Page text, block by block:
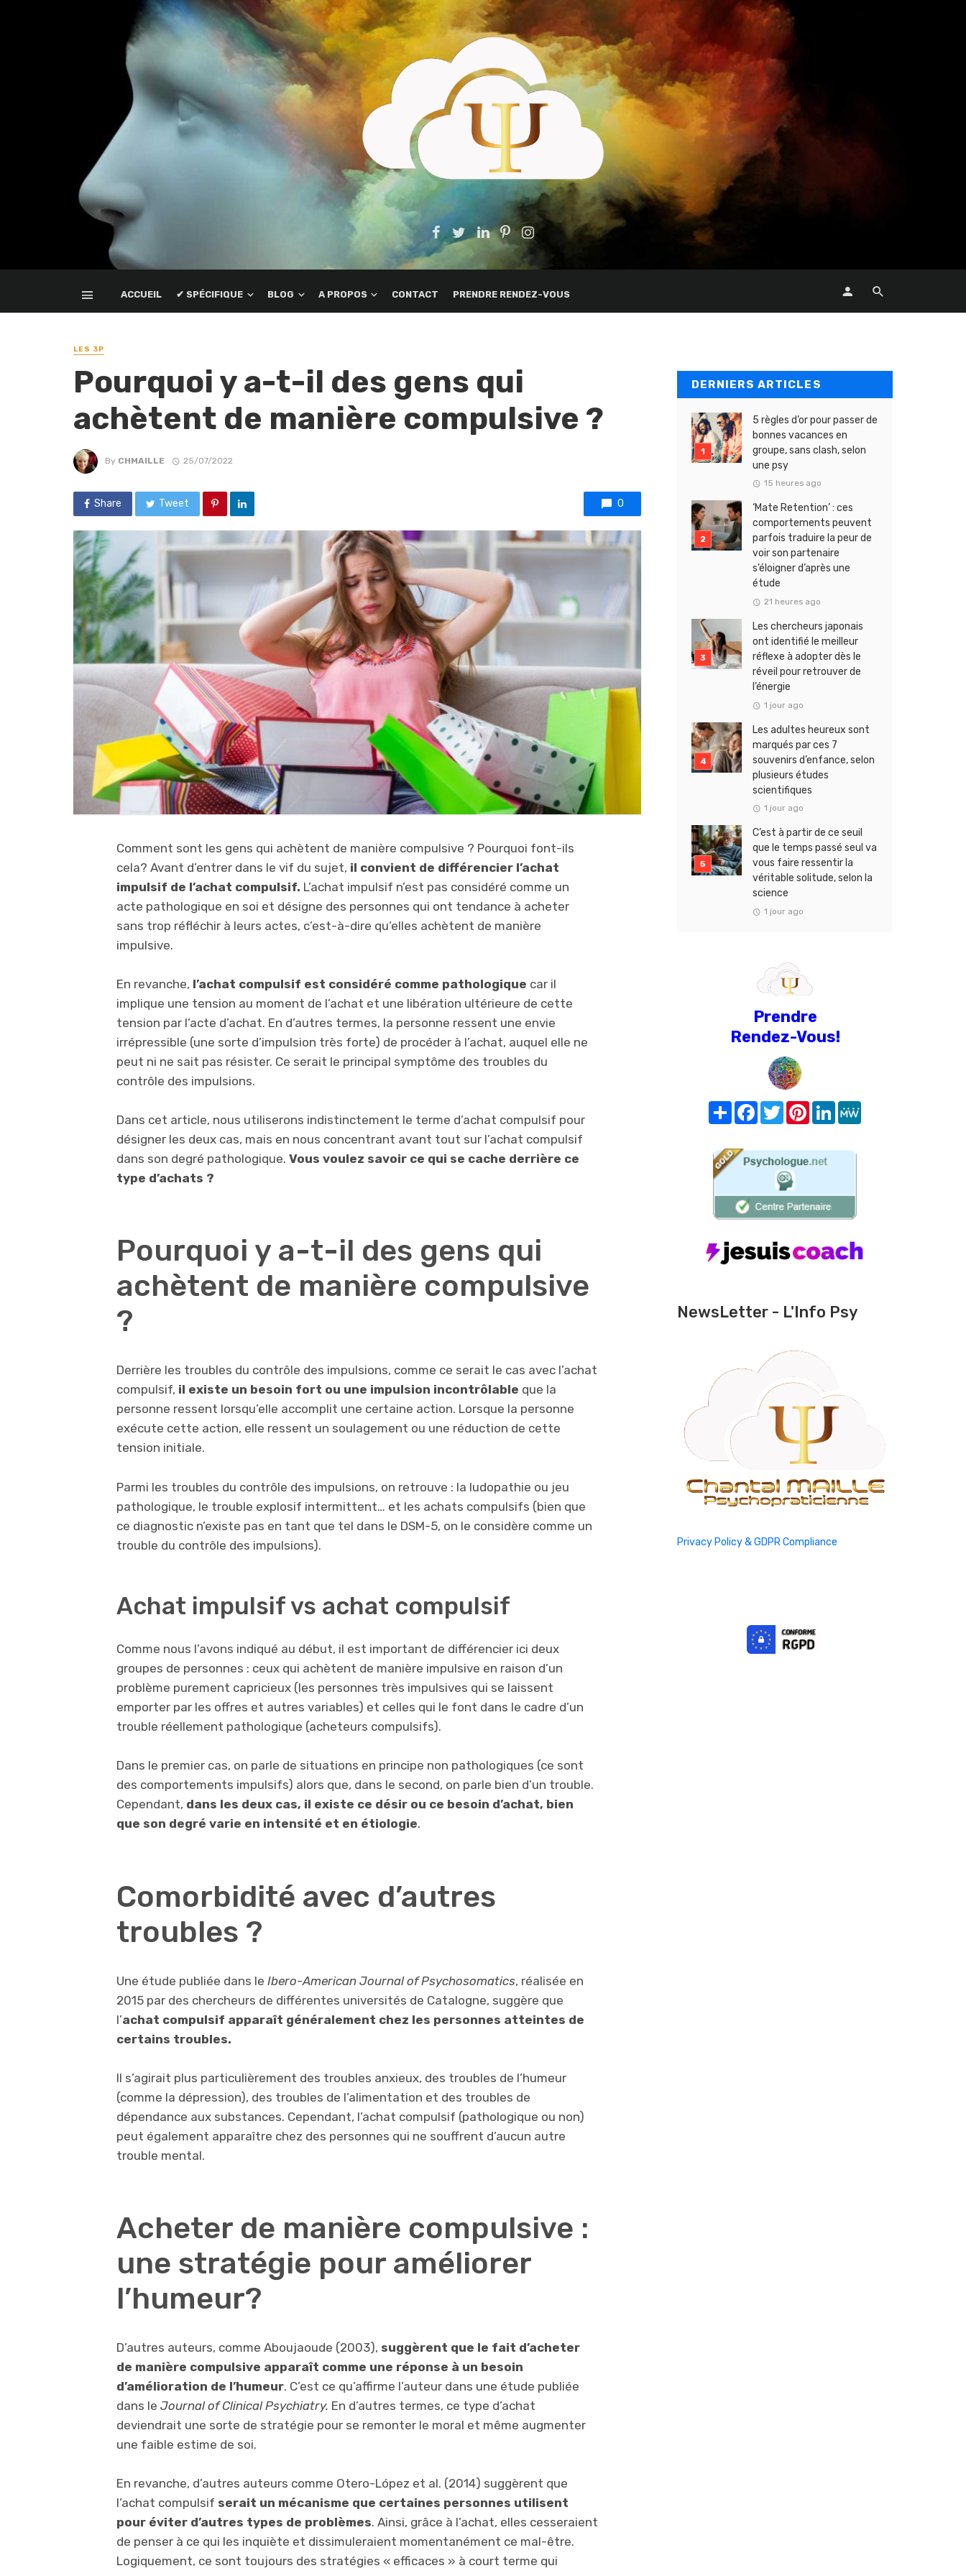
ACCUEIL ✔ SPÉCIFIQUE BLOG A PROPOS CONTACT PRENDRE RENDEZ-VOUS
LES 3P
Pourquoi y a-t-il des gens qui
achètent de manière compulsive ?
By CHMAILLE 25/07/2022
Share Tweet 0
Comment sont les gens qui achètent de manière compulsive ? Pourquoi font-ils
cela? Avant d’entrer dans le vif du sujet, il convient de différencier l’achat
impulsif de l’achat compulsif. L’achat impulsif n’est pas considéré comme un
acte pathologique en soi et désigne des personnes qui ont tendance à acheter
sans trop réfléchir à leurs actes, c’est-à-dire qu’elles achètent de manière
impulsive.
En revanche, l’achat compulsif est considéré comme pathologique car il
implique une tension au moment de l’achat et une libération ultérieure de cette
tension par l’acte d’achat. En d’autres termes, la personne ressent une envie
irrépressible (une sorte d’impulsion très forte) de procéder à l’achat, auquel elle ne
peut ni ne sait pas résister. Ce serait le principal symptôme des troubles du
contrôle des impulsions.
Dans cet article, nous utiliserons indistinctement le terme d’achat compulsif pour
désigner les deux cas, mais en nous concentrant avant tout sur l’achat compulsif
dans son degré pathologique. Vous voulez savoir ce qui se cache derrière ce
type d’achats ?
Pourquoi y a-t-il des gens qui
achètent de manière compulsive
?
Derrière les troubles du contrôle des impulsions, comme ce serait le cas avec l’achat
compulsif, il existe un besoin fort ou une impulsion incontrôlable que la
personne ressent lorsqu’elle accomplit une certaine action. Lorsque la personne
exécute cette action, elle ressent un soulagement ou une réduction de cette
tension initiale.
Parmi les troubles du contrôle des impulsions, on retrouve : la ludopathie ou jeu
pathologique, le trouble explosif intermittent… et les achats compulsifs (bien que
ce diagnostic n’existe pas en tant que tel dans le DSM-5, on le considère comme un
trouble du contrôle des impulsions).
Achat impulsif vs achat compulsif
Comme nous l’avons indiqué au début, il est important de différencier ici deux
groupes de personnes : ceux qui achètent de manière impulsive en raison d’un
problème purement capricieux (les personnes très impulsives qui se laissent
emporter par les offres et autres variables) et celles qui le font dans le cadre d’un
trouble réellement pathologique (acheteurs compulsifs).
Dans le premier cas, on parle de situations en principe non pathologiques (ce sont
des comportements impulsifs) alors que, dans le second, on parle bien d’un trouble.
Cependant, dans les deux cas, il existe ce désir ou ce besoin d’achat, bien
que son degré varie en intensité et en étiologie.
Comorbidité avec d’autres
troubles ?
Une étude publiée dans le Ibero-American Journal of Psychosomatics, réalisée en
2015 par des chercheurs de différentes universités de Catalogne, suggère que
l’achat compulsif apparaît généralement chez les personnes atteintes de
certains troubles.
Il s’agirait plus particulièrement des troubles anxieux, des troubles de l’humeur
(comme la dépression), des troubles de l’alimentation et des troubles de
dépendance aux substances. Cependant, l’achat compulsif (pathologique ou non)
peut également apparaître chez des personnes qui ne souffrent d’aucun autre
trouble mental.
Acheter de manière compulsive :
une stratégie pour améliorer
l’humeur?
D’autres auteurs, comme Aboujaoude (2003), suggèrent que le fait d’acheter
de manière compulsive apparaît comme une réponse à un besoin
d’amélioration de l’humeur. C’est ce qu’affirme l’auteur dans une étude publiée
dans le Journal of Clinical Psychiatry. En d’autres termes, ce type d’achat
deviendrait une sorte de stratégie pour se remonter le moral et même augmenter
une faible estime de soi.
En revanche, d’autres auteurs comme Otero-López et al. (2014) suggèrent que
l’achat compulsif serait un mécanisme que certaines personnes utilisent
pour éviter d’autres types de problèmes. Ainsi, grâce à l’achat, elles cesseraient
de penser à ce qui les inquiète et dissimuleraient momentanément ce mal-être.
Logiquement, ce sont toujours des stratégies « efficaces » à court terme qui
DERNIERS ARTICLES
5 règles d’or pour passer de
bonnes vacances en
groupe, sans clash, selon
une psy
15 heures ago
‘Mate Retention’ : ces
comportements peuvent
parfois traduire la peur de
voir son partenaire
s’éloigner d’après une
étude
21 heures ago
Les chercheurs japonais
ont identifié le meilleur
réflexe à adopter dès le
réveil pour retrouver de
l’énergie
1 jour ago
Les adultes heureux sont
marqués par ces 7
souvenirs d’enfance, selon
plusieurs études
scientifiques
1 jour ago
C’est à partir de ce seuil
que le temps passé seul va
vous faire ressentir la
véritable solitude, selon la
science
1 jour ago
Prendre
Rendez-Vous!
Share FacebookTwitterPinterest
LinkedIn
NewsLetter - L'Info Psy
Privacy Policy & GDPR Compliance